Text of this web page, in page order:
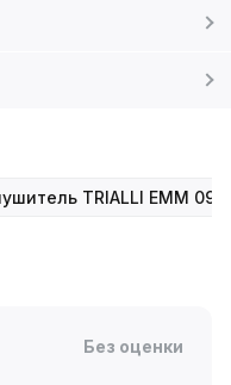
TRIALLI EMM
Без оценки